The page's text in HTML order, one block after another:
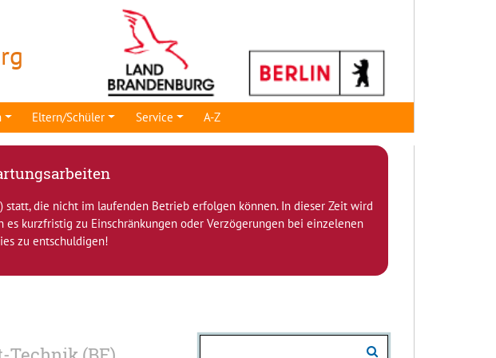
Eltern/Schüler Service A-Z
) statt, die nicht im laufenden Betrieb erfolgen können. In dieser Zeit wird
kurzfristig zu Einschränkungen oder Verzögerungen bei einzelenen
zu entschuldigen!